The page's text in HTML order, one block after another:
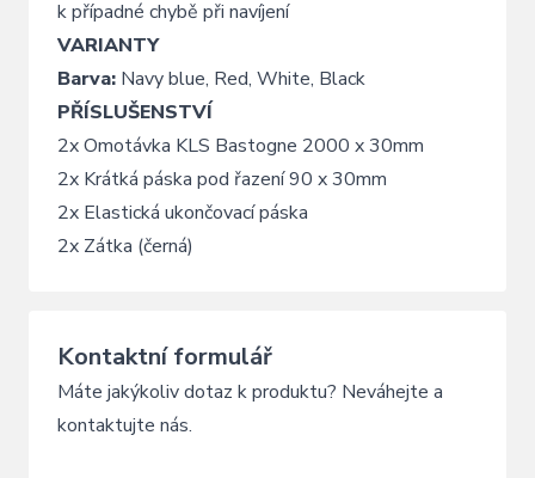
k případné chybě při navíjení
VARIANTY
Barva: Navy blue, Red, White, Black
PŘÍSLUŠENSTVÍ
2x Omotávka KLS Bastogne 2000 x 30mm
2x Krátká páska pod řazení 90 x 30mm
2x Elastická ukončovací páska
2x Zátka (černá)
Kontaktní formulář
Máte jakýkoliv dotaz k produktu? Neváhejte a
kontaktujte nás.